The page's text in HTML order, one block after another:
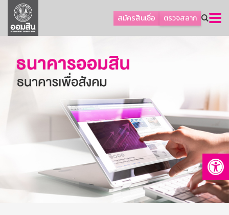
สมัครสินเชื่อ ตรวจสลาก
ลูกค้าธุรกิจ
ลูกค้าผู้ประกอบรายย่อย
ออมเพื่อสุข
เกี่ยวกับธนาคาร
การพัฒนาที่ยั่งยืน
บริการทางการเงิน
ติดต่อเรา
บริการออนไลน์